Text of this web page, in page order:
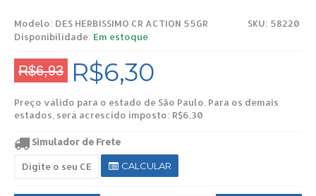
Modelo: DES HERBISSIMO CR ACTION 55GR
SKU: 58220
Disponibilidade: Em estoque
R$6,93 R$6,30
Preço válido para o estado de São Paulo. Para os demais
estados, será acrescido imposto: R$6,30
Simulador de Frete
CALCULAR